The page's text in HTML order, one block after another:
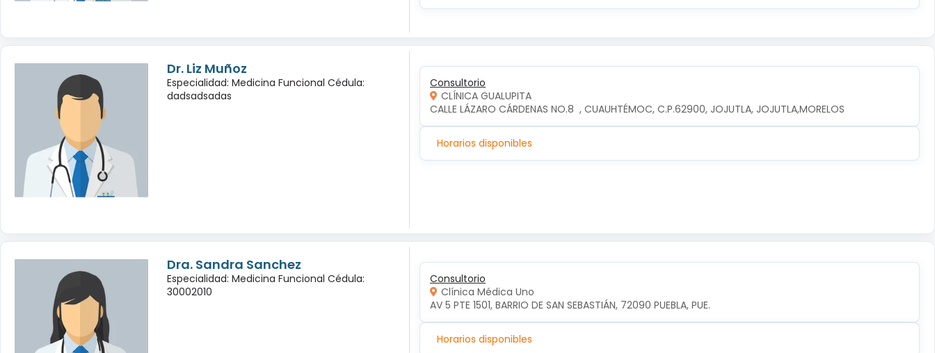
Dr. Liz Muñoz
Especialidad: Medicina Funcional Cédula:
dadsadsadas
Consultorio
CLÍNICA GUALUPITA
CALLE LÁZARO CÁRDENAS NO.8  , CUAUHTÉMOC, C.P.62900, JOJUTLA, JOJUTLA,MORELOS
Horarios disponibles
Dra. Sandra Sanchez
Especialidad: Medicina Funcional Cédula:
30002010
Consultorio
Clínica Médica Uno
AV 5 PTE 1501, BARRIO DE SAN SEBASTIÁN, 72090 PUEBLA, PUE.
Horarios disponibles